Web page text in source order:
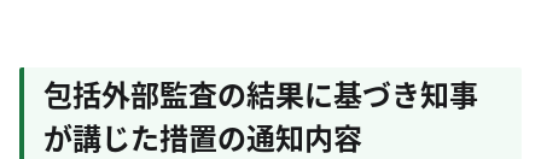
包括外部監査の結果に基づき知事
が講じた措置の通知内容